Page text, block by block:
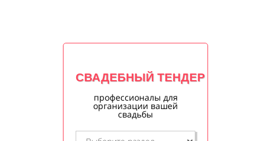
СВАДЕБНЫЙ ТЕНДЕР
профессионалы для
организации вашей
свадьбы